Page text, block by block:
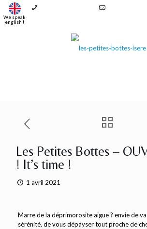
We speak
english !
Les Petites Bottes –
! It’s time !
1 avril 2021
Marre de la déprimorosite aigue ? envie de
sérénité, de vous dépayser tout proche de